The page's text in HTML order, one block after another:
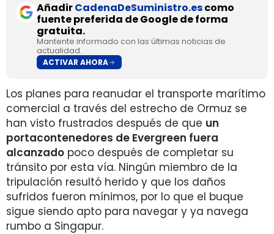
AñadirCadenaDeSuministro.escomo
fuente preferida de Google de forma
gratuita.
Mantente informado con las últimas noticias de
actualidad.
ACTIVAR AHORA
Los planes para reanudar el transporte marítimo
comercial a través del estrecho de Ormuz se
han visto frustrados después de que un
portacontenedores de Evergreen fuera
alcanzado poco después de completar su
tránsito por esta vía. Ningún miembro de la
tripulación resultó herido y que los daños
sufridos fueron mínimos, por lo que el buque
sigue siendo apto para navegar y ya navega
rumbo a Singapur.